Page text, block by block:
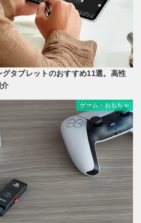
グタブレットのおすすめ11選。高性
ゲーム・おもちゃ